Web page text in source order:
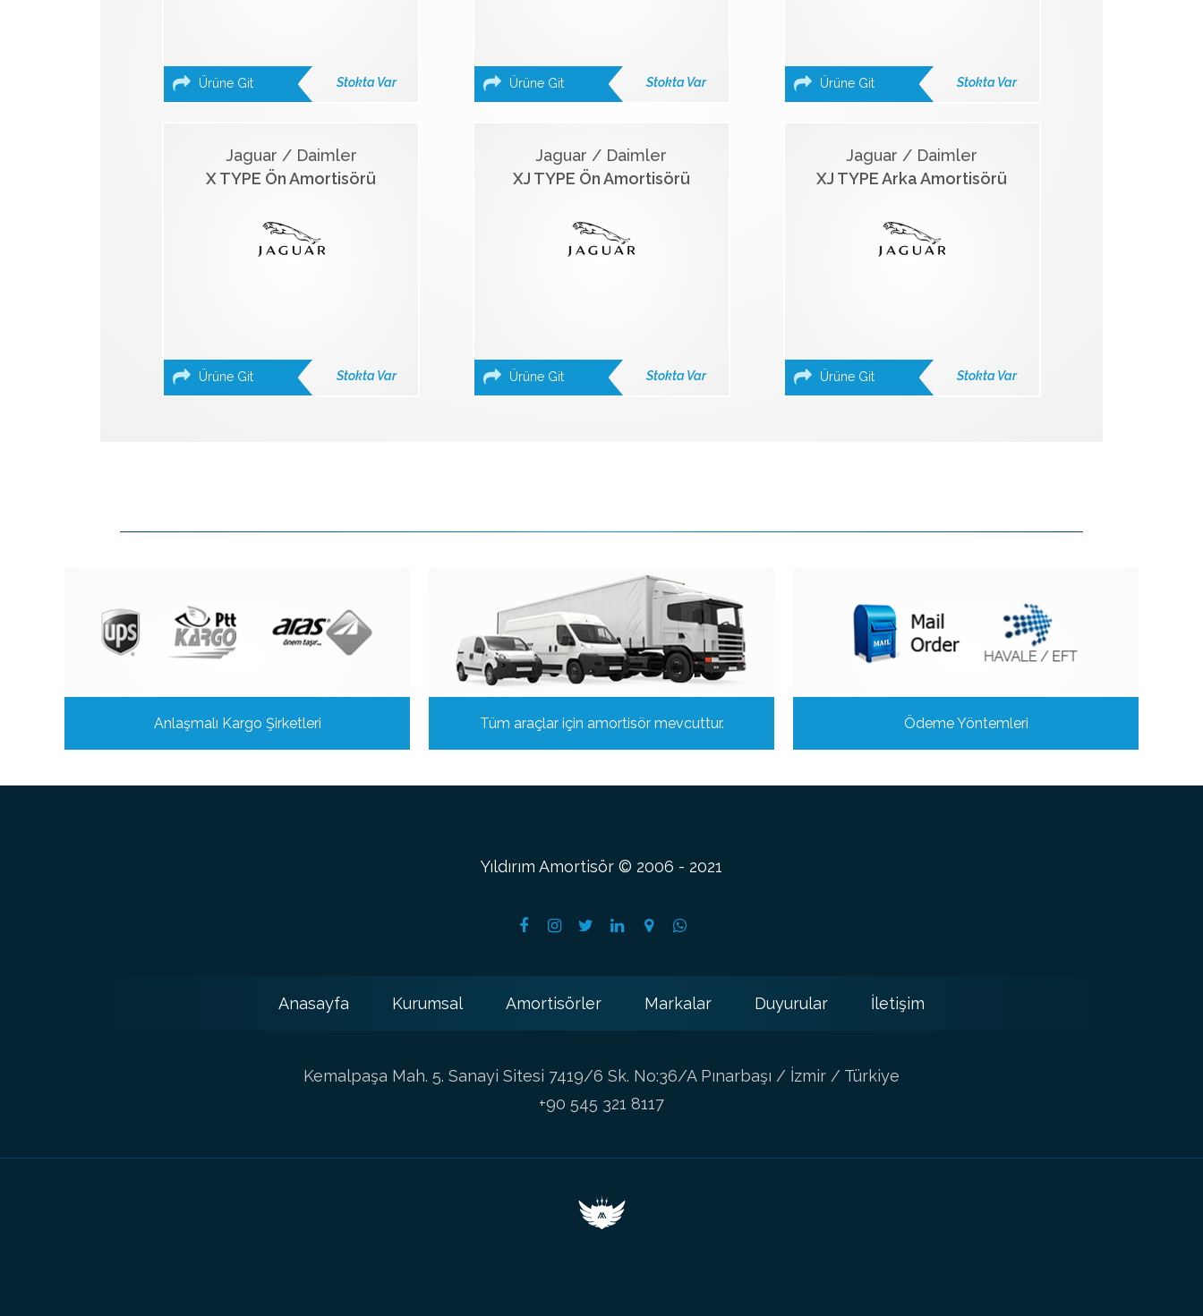
Ürüne Git Stokta Var Ürüne Git Stokta Var Ürüne Git Stokta Var
Jaguar / Daimler
X TYPE Ön Amortisörü
Ürüne Git Stokta Var
Jaguar / Daimler
XJ TYPE Ön Amortisörü
Ürüne Git Stokta Var
Jaguar / Daimler
XJ TYPE Arka Amortisörü
Ürüne Git Stokta Var
Anlaşmalı Kargo Şirketleri Tüm araçlar için amortisör mevcuttur. Ödeme Yöntemleri
Yıldırım Amortisör © 2006 - 2021
Anasayfa Kurumsal Amortisörler Markalar Duyurular İletişim
Kemalpaşa Mah. 5. Sanayi Sitesi 7419/6 Sk. No:36/A Pınarbaşı / İzmir / Türkiye
+90 545 321 8117